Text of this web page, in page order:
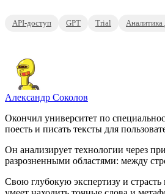
API-доступ GPT Trial
Александр Соколов
Окончил университет по
поесть и писать тексты для
Он анализирует технологии через
разрозненными областями: между
Свою глубокую экспертизу и